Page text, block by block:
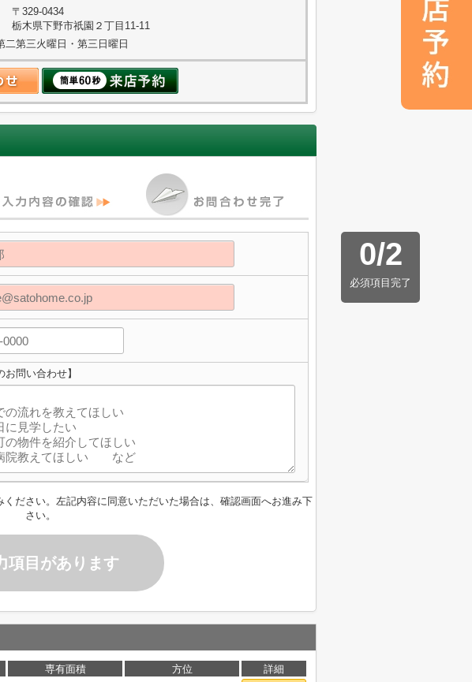
〒329-0434
栃木県下野市祇園２丁目11-11
第三火曜日・第三日曜日
0/2
必須項目完了
お問い合わせ】
ください。左記内容に同意いただいた場合は、確認画面へお進み下
さい。
項目があります
専有面積 方位
詳細